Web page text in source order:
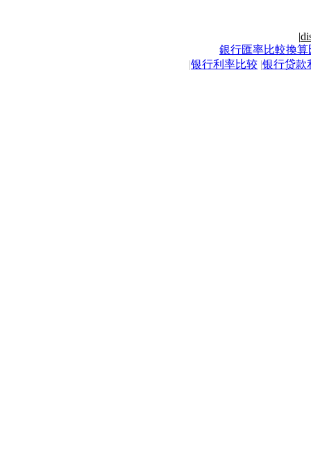
|
銀行匯率比較換算
|银行利率比较 |银行贷款